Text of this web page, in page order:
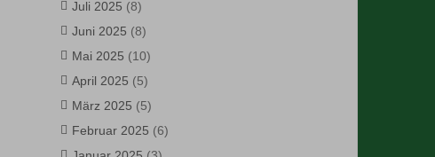
Juli 2025 (8)
Juni 2025 (8)
Mai 2025 (10)
April 2025 (5)
März 2025 (5)
Februar 2025 (6)